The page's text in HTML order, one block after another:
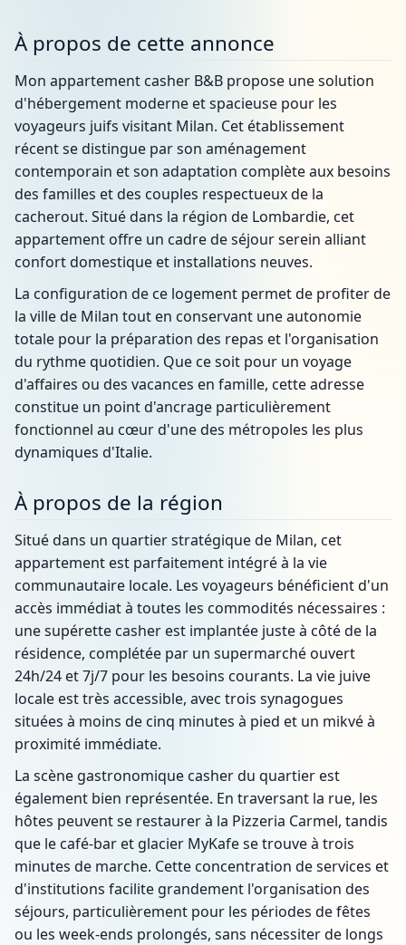
À propos de cette annonce
Mon appartement casher B&B propose une solution
d'hébergement moderne et spacieuse pour les
voyageurs juifs visitant Milan. Cet établissement
récent se distingue par son aménagement
contemporain et son adaptation complète aux besoins
des familles et des couples respectueux de la
cacherout. Situé dans la région de Lombardie, cet
appartement offre un cadre de séjour serein alliant
confort domestique et installations neuves.
La configuration de ce logement permet de profiter de
la ville de Milan tout en conservant une autonomie
totale pour la préparation des repas et l'organisation
du rythme quotidien. Que ce soit pour un voyage
d'affaires ou des vacances en famille, cette adresse
constitue un point d'ancrage particulièrement
fonctionnel au cœur d'une des métropoles les plus
dynamiques d'Italie.
À propos de la région
Situé dans un quartier stratégique de Milan, cet
appartement est parfaitement intégré à la vie
communautaire locale. Les voyageurs bénéficient d'un
accès immédiat à toutes les commodités nécessaires :
une supérette casher est implantée juste à côté de la
résidence, complétée par un supermarché ouvert
24h/24 et 7j/7 pour les besoins courants. La vie juive
locale est très accessible, avec trois synagogues
situées à moins de cinq minutes à pied et un mikvé à
proximité immédiate.
La scène gastronomique casher du quartier est
également bien représentée. En traversant la rue, les
hôtes peuvent se restaurer à la Pizzeria Carmel, tandis
que le café-bar et glacier MyKafe se trouve à trois
minutes de marche. Cette concentration de services et
d'institutions facilite grandement l'organisation des
séjours, particulièrement pour les périodes de fêtes
ou les week-ends prolongés, sans nécessiter de longs